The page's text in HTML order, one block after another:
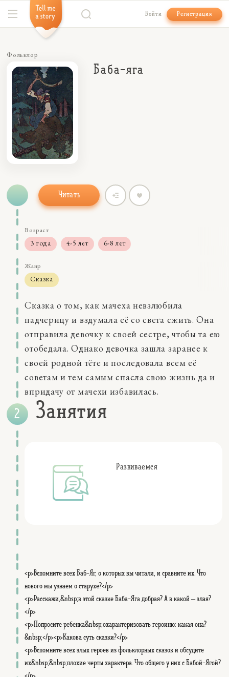
Войти Регистрация
Фольклор
Баба-яга
Читать
Возраст
3 года 4-5 лет 6-8 лет
Жанр
Сказка
5-15 мин
Навыки
восприятие
мышление
внутренние чувства
воображение
коммуникации
социальные эмоции
Персонажи
Сказка о том, как мачеха невзлюбила
падчерицу и вздумала её со света сжить. Она
отправила девочку к своей сестре, чтобы та ею
отобедала. Однако девочка зашла заранее к
своей родной тёте и последовала всем её
советам и тем самым спасла свою жизнь да и
впридачу от мачехи избавилась.
Занятия
Развиваемся
<p>Вспомните всех Баб-Яг, о которых вы читали, и сравните их. Что
нового мы узнаем о старухе?</p>
<p>Расскажи,&nbsp;в этой сказке Баба-Яга добрая? А в какой – злая?
</p>
<p>Попросите ребенка&nbsp;охарактеризовать героиню: какая она?
&nbsp;</p><p>Какова суть сказки?</p>
<p>Вспомните всех злых героев из фольклорных сказок и обсудите
их&nbsp;&nbsp;плохие черты характера. Что общего у них с Бабой-Ягой?